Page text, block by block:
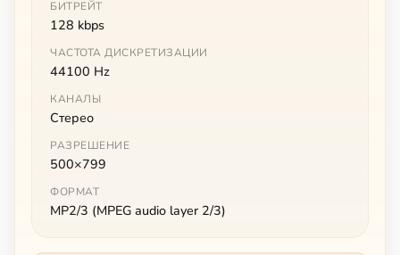
БИТРЕЙТ
128 kbps
ЧАСТОТА ДИСКРЕТИЗАЦИИ
44100 Hz
КАНАЛЫ
Стерео
РАЗРЕШЕНИЕ
500×799
ФОРМАТ
MP2/3 (MPEG audio layer 2/3)